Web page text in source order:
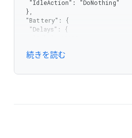
     },
     "type": "object"
    },
    "IdleAction": {
     "enum": [
      "Logout",
   "ScreenDim": 10000,
  },
続きを読む